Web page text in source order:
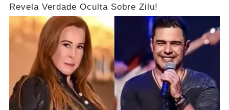
Revela Verdade Oculta Sobre Zilu!